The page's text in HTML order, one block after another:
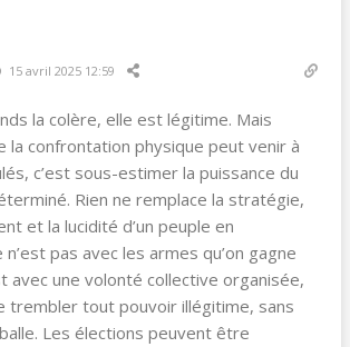
15 avril 2025 12:59
la colère, elle est légitime. Mais
la confrontation physique peut venir à
c’est sous-estimer la puissance du
Rien ne remplace la stratégie,
et la lucidité d’un peuple en
pas avec les armes qu’on gagne
avec une volonté collective organisée,
trembler tout pouvoir illégitime, sans
Les élections peuvent être